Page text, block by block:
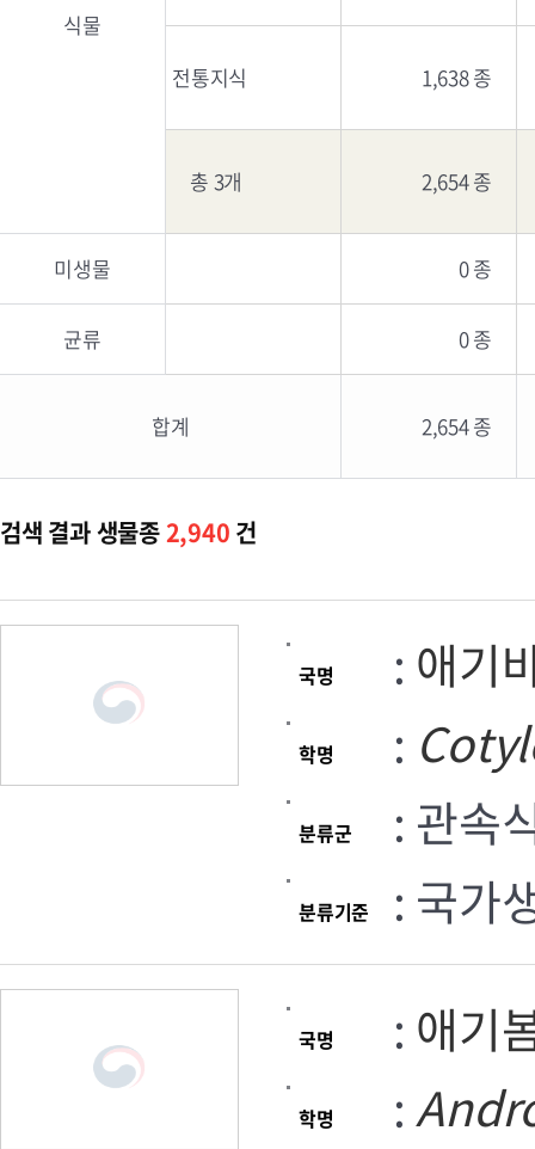
식물
전통지식 1,638 종
총 3개 2,654 종
미생물 0 종
균류 0 종
합계 2,654 종
검색 결과 생물종2,940 건
국명 : 애기
학명 :
분류군 : 관속
분류기준 : 국가
국명 : 애기
학명 :